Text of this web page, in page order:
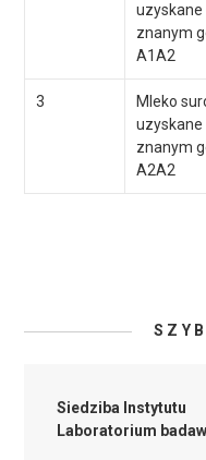
uzyskane
znanym
A1A2
3
Mleko
uzyskane
znanym
A2A2
Siedziba Instytutu
Laboratorium